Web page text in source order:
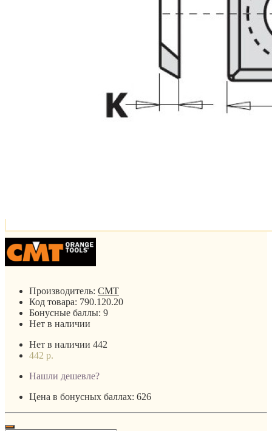
Производитель: CMT
Код товара: 790.120.20
Бонусные баллы: 9
Нет в наличии
Нет в наличии 442
442 р.
Нашли дешевле?
Цена в бонусных баллах: 626